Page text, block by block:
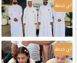
أي خدمة
أي خدمة